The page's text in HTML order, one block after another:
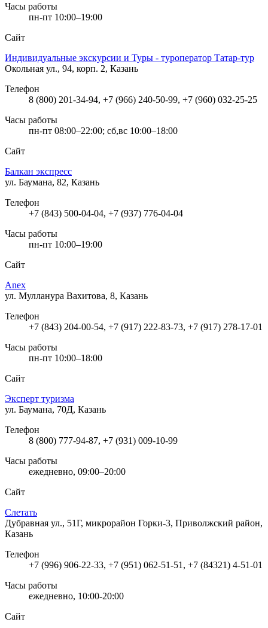
Часы работы
пн-пт 10:00–19:00
Сайт
Индивидуальные экскурсии и Туры - туроператор Татар-тур
Окольная ул., 94, корп. 2, Казань
Телефон
8 (800) 201-34-94, +7 (966) 240-50-99, +7 (960) 032-25-25
Часы работы
пн-пт 08:00–22:00; сб,вс 10:00–18:00
Сайт
Балкан экспресс
ул. Баумана, 82, Казань
Телефон
+7 (843) 500-04-04, +7 (937) 776-04-04
Часы работы
пн-пт 10:00–19:00
Сайт
Anex
ул. Мулланура Вахитова, 8, Казань
Телефон
+7 (843) 204-00-54, +7 (917) 222-83-73, +7 (917) 278-17-01
Часы работы
пн-пт 10:00–18:00
Сайт
Эксперт туризма
ул. Баумана, 70Д, Казань
Телефон
8 (800) 777-94-87, +7 (931) 009-10-99
Часы работы
ежедневно, 09:00–20:00
Сайт
Слетать
Дубравная ул., 51Г, микрорайон Горки-3, Приволжский район,
Казань
Телефон
+7 (996) 906-22-33, +7 (951) 062-51-51, +7 (84321) 4-51-01
Часы работы
ежедневно, 10:00-20:00
Сайт